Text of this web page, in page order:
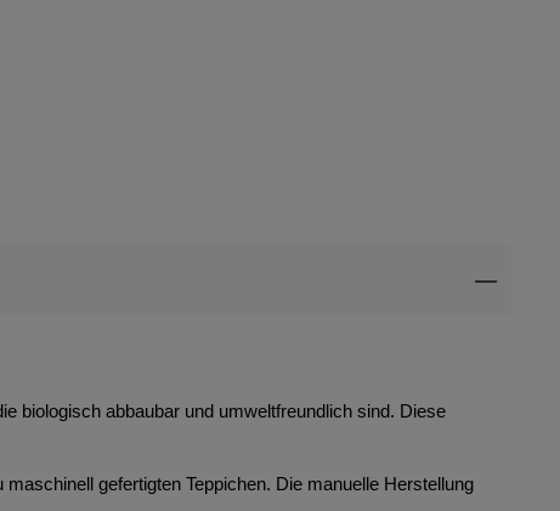
biologisch abbaubar und umweltfreundlich sind. Diese
gefertigten Teppichen. Die manuelle Herstellung